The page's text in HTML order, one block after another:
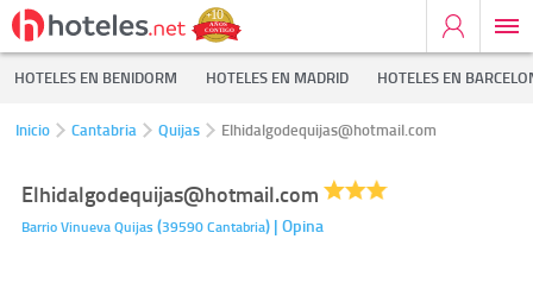
HOTELES EN BENIDORM HOTELES EN MADRID HOTELES EN
Inicio Cantabria Quijas Elhidalgodequijas@hotmail.com
Elhidalgodequijas@hotmail.com
Barrio VinuevaQuijas (39590Cantabria) | Opina